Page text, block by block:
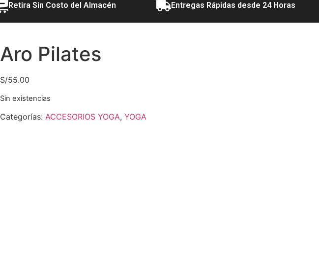
Retira Sin Costo del Almacén Entregas Rápidas desde 24 Horas
Aro Pilates
S/55.00
Sin existencias
Categorías: ACCESORIOS YOGA, YOGA